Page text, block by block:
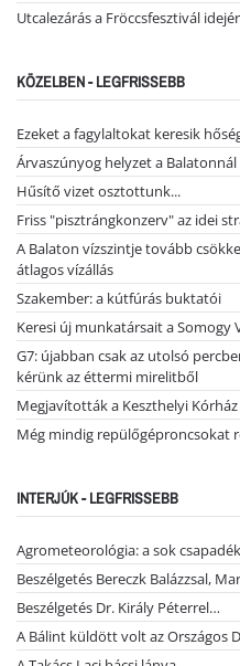
Utcalezárás a Fröccsfesztivál
KÖZELBEN - LEGFRISSEBB
Ezeket a fagylaltokat keresik
Árvaszúnyog helyzet a
Hűsítő vizet osztottunk...
Friss "pisztrángkonzerv" az idei
A Balaton vízszintje tovább
átlagos vízállás
Szakember: a kútfúrás buktatói
Keresi új munkatársait a Somogy
G7: újabban csak az utolsó
kérünk az éttermi mirelitből
Megjavították a Keszthelyi
Még mindig repülőgéproncsokat
INTERJÚK - LEGFRISSEBB
Agrometeorológia: a sok
Beszélgetés Bereczk Balázzsal,
Beszélgetés Dr. Király Péterrel…
A Bálint küldött volt az Országos